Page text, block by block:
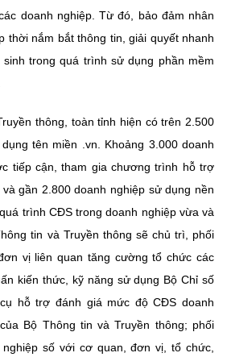
doanh nghiệp. Từ đó, bảo đảm nhân
thời nắm bắt thông tin, giải quyết nhanh
trong quá trình sử dụng phần mềm
thông, toàn tỉnh hiện có trên 2.500
tên miền .vn. Khoảng 3.000 doanh
tiếp cận, tham gia chương trình hỗ trợ
gần 2.800 doanh nghiệp sử dụng nền
trình CĐS trong doanh nghiệp vừa và
tin và Truyền thông sẽ chủ trì, phối
vị liên quan tăng cường tổ chức các
kiến thức, kỹ năng sử dụng Bộ Chỉ số
hỗ trợ đánh giá mức độ CĐS doanh
Bộ Thông tin và Truyền thông; phối
số với cơ quan, đơn vị, tổ chức,